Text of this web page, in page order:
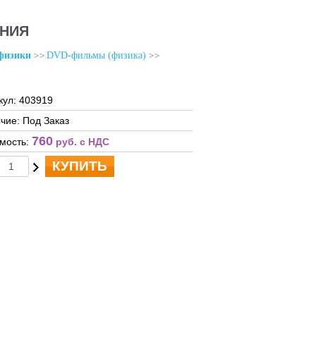
DVD-фильмы (физика)
403919
Под Заказ
760 руб. c НДС
КУПИТЬ